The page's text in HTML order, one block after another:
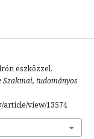
eszközzel.
Szakmai, tudományos
article/view/13574